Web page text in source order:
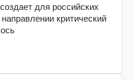
для российских
критический